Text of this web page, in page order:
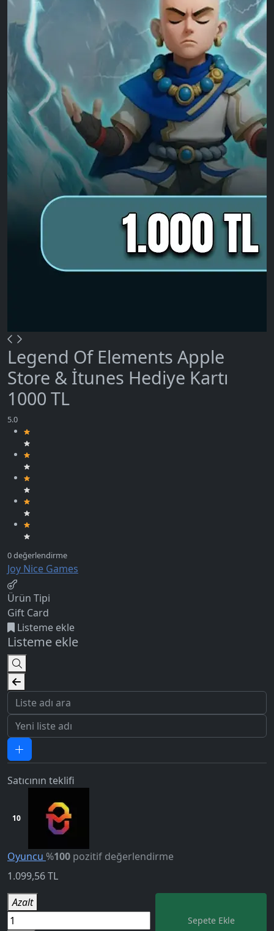
Legend Of Elements Apple
Store & İtunes Hediye Kartı
1000 TL
Joy Nice Games
Ürün Tipi
Gift Card
Listeme ekle
Listeme ekle
Satıcının teklifi
10
Oyuncu %100 pozitif değerlendirme
1.099,56TL
Azalt
Sepete Ekle